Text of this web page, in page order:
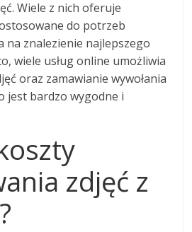
Wiele z nich oferuje
do potrzeb
na znalezienie najlepszego
wiele usług online umożliwia
oraz zamawianie wywołania
jest bardzo wygodne i
zdjęć z